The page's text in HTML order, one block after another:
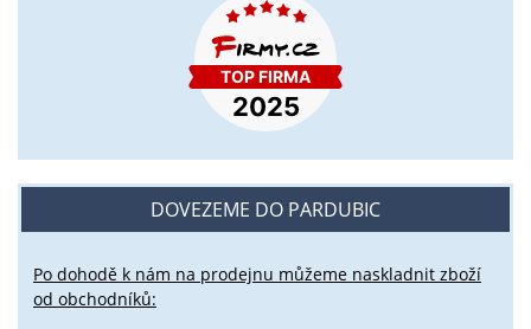
DOVEZEME DO PARDUBIC
Po dohodě k nám na prodejnu můžeme naskladnit zboží
od obchodníků: